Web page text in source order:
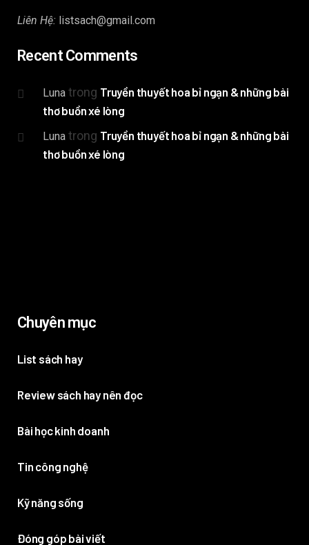
Liên Hệ: listsach@gmail.com
Recent Comments
Luna trong Truyền thuyết hoa bỉ ngạn & những bài
thơ buồn xé lòng
Luna trong Truyền thuyết hoa bỉ ngạn & những bài
thơ buồn xé lòng
Chuyên mục
List sách hay
Review sách hay nên đọc
Bài học kinh doanh
Tin công nghệ
Kỹ năng sống
Đóng góp bài viết